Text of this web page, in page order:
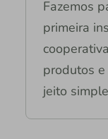
Fazemos
primeira
produtos
jeito